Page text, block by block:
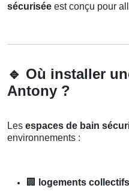
sécurisée est conçu pour
🔹 Où installer
Antony ?
Les espaces de bain
environnements :
🏢 logements collectifs